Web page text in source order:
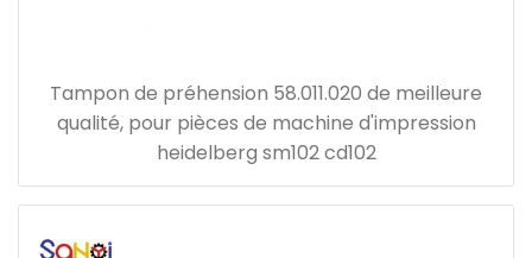
Tampon de préhension 58.011.020 de meilleure
qualité, pour pièces de machine d'impression
heidelberg sm102 cd102